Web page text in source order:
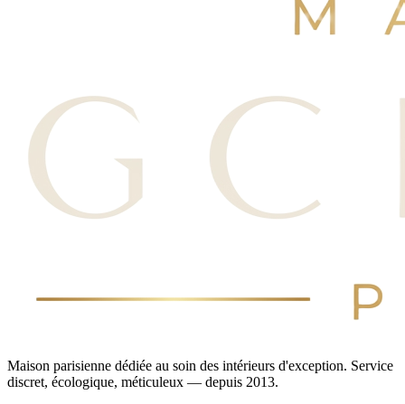
Maison parisienne dédiée au soin des intérieurs d'exception. Service
discret, écologique, méticuleux — depuis 2013.